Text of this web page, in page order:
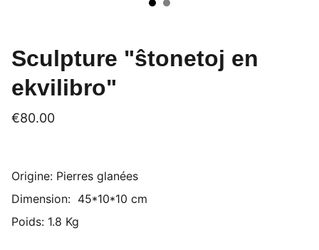
Sculpture "ŝtonetoj en
ekvilibro"
€80.00
Origine: Pierres glanées
Dimension: 45*10*10 cm
Poids: 1.8 Kg